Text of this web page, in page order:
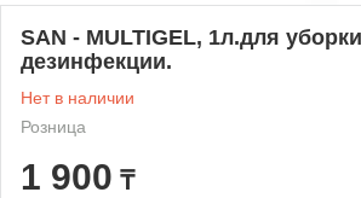
SAN - MULTIGEL, 1л.для
дезинфекции.
Нет в наличии
Розница
1 900 ₸